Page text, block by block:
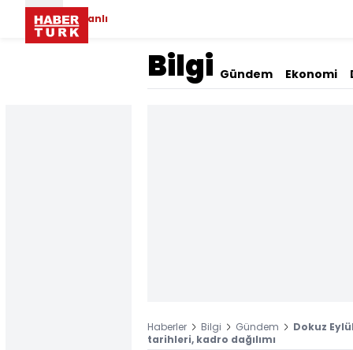
Canlı
Bilgi Gündem Ekonomi
Haberler Bilgi Gündem
Dokuz
tarihleri, kadro dağılımı